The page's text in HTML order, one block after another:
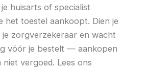
huisarts of specialist
het toestel aankoopt. Dien je
je zorgverzekeraar en wacht
vóór je bestelt — aankopen
vergoed. Lees ons